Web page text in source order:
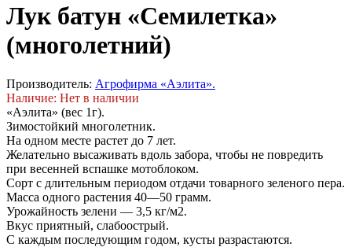
Лук батун «Семилетка»
(многолетний)
Производитель: Агрофирма «Аэлита».
Наличие: Нет в наличии
«Аэлита» (вес 1г).
Зимостойкий многолетник.
На одном месте растет до 7 лет.
Желательно высаживать вдоль забора, чтобы не повредить
при весенней вспашке мотоблоком.
Сорт с длительным периодом отдачи товарного зеленого пера.
Масса одного растения 40—50 грамм.
Урожайность зелени — 3,5 кг/м2.
Вкус приятный, слабоострый.
С каждым последующим годом, кусты разрастаются.